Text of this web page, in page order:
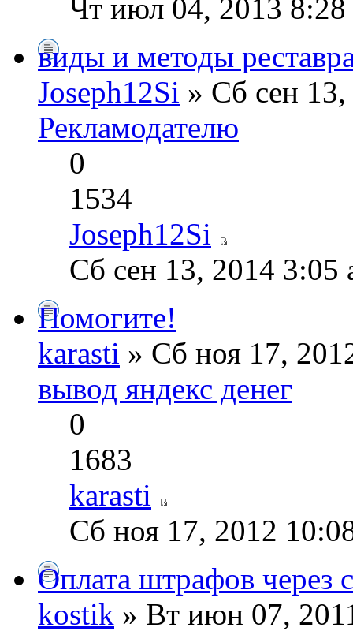
Чт июл 04, 2013 8:28
виды и методы
Joseph12Si » Сб сен
Рекламодателю
0
1534
Joseph12Si
Сб сен 13, 2014 3:05
Помогите!
karasti » Сб ноя 17,
вывод яндекс денег
0
1683
karasti
Сб ноя 17, 2012
Оплата штрафов через
kostik » Вт июн 07,